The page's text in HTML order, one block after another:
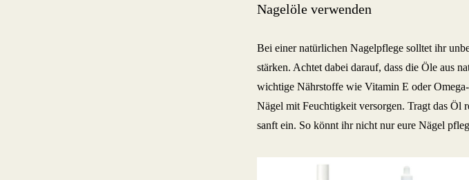
Nagelöle verwenden
Bei einer natürlichen Nagelpflege solltet ihr
stärken. Achtet dabei darauf, dass die Öle aus
wichtige Nährstoffe wie Vitamin E oder
Nägel mit Feuchtigkeit versorgen. Tragt das Öl
sanft ein. So könnt ihr nicht nur eure Nägel